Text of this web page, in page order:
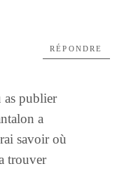
as publier
a
savoir où
trouver
RÉPONDRE